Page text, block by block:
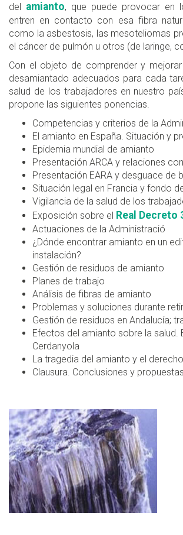
del amianto, que puede provocar en
entren en contacto con esa fibra
como la asbestosis, las mesoteliomas
el cáncer de pulmón u otros (de laringe,
Con el objeto de comprender y
desamiantado adecuados para cada
salud de los trabajadores en nuestro
propone las siguientes ponencias.
Competencias y criterios de la
El amianto en España. Situación y
Epidemia mundial de amianto
Presentación ARCA y relaciones
Presentación EARA y desguace de
Situación legal en Francia y fondo
Vigilancia de la salud de los
Exposición sobre el Real Decreto
Actuaciones de la Administració
¿Dónde encontrar amianto en un
instalación?
Gestión de residuos de amianto
Planes de trabajo
Análisis de fibras de amianto
Problemas y soluciones durante
Gestión de residuos en Andalucía;
Efectos del amianto sobre la salud.
Cerdanyola
La tragedia del amianto y el
Clausura. Conclusiones y propuestas